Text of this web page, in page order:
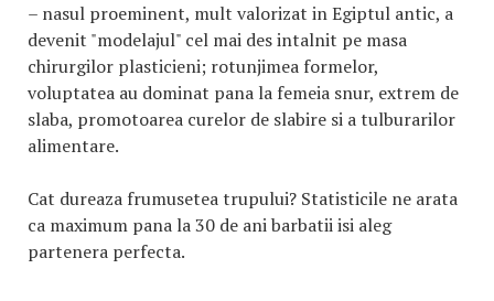
– nasul proeminent, mult valorizat in Egiptul antic, a
devenit "modelajul" cel mai des intalnit pe masa
chirurgilor plasticieni; rotunjimea formelor,
voluptatea au dominat pana la femeia snur, extrem de
slaba, promotoarea curelor de slabire si a tulburarilor
alimentare.
Cat dureaza frumusetea trupului? Statisticile ne arata
ca maximum pana la 30 de ani barbatii isi aleg
partenera perfecta.